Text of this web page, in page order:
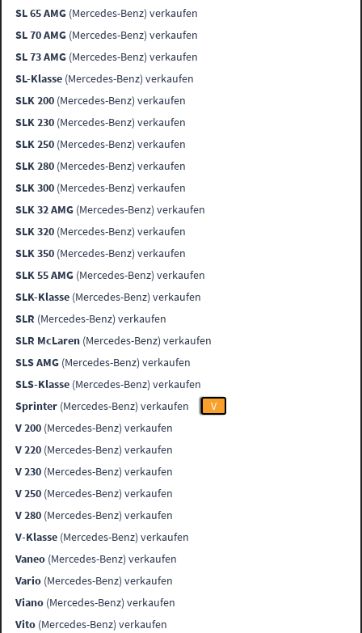
SL 65 AMG (Mercedes-Benz) verkaufen
SL 70 AMG (Mercedes-Benz) verkaufen
SL 73 AMG (Mercedes-Benz) verkaufen
SL-Klasse (Mercedes-Benz) verkaufen
SLK 200 (Mercedes-Benz) verkaufen
SLK 230 (Mercedes-Benz) verkaufen
SLK 250 (Mercedes-Benz) verkaufen
SLK 280 (Mercedes-Benz) verkaufen
SLK 300 (Mercedes-Benz) verkaufen
SLK 32 AMG (Mercedes-Benz) verkaufen
SLK 320 (Mercedes-Benz) verkaufen
SLK 350 (Mercedes-Benz) verkaufen
SLK 55 AMG (Mercedes-Benz) verkaufen
SLK-Klasse (Mercedes-Benz) verkaufen
SLR (Mercedes-Benz) verkaufen
SLR McLaren (Mercedes-Benz) verkaufen
SLS AMG (Mercedes-Benz) verkaufen
SLS-Klasse (Mercedes-Benz) verkaufen
Sprinter (Mercedes-Benz) verkaufen
V
V 200 (Mercedes-Benz) verkaufen
V 220 (Mercedes-Benz) verkaufen
V 230 (Mercedes-Benz) verkaufen
V 250 (Mercedes-Benz) verkaufen
V 280 (Mercedes-Benz) verkaufen
V-Klasse (Mercedes-Benz) verkaufen
Vaneo (Mercedes-Benz) verkaufen
Vario (Mercedes-Benz) verkaufen
Viano (Mercedes-Benz) verkaufen
Vito (Mercedes-Benz) verkaufen